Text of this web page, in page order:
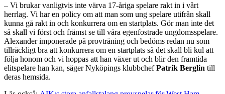
– Vi brukar vanligtvis inte värva 17-åriga spelare rakt in i vårt
herrlag. Vi har en policy om att man som ung spelare utifrån skall
kunna gå rakt in och konkurrera om en startplats. Gör man inte det
så skall vi först och främst se till våra egenfostrade ungdomsspelare.
Alexander imponerade på provträning och bedöms redan nu som
tillräckligt bra att konkurrera om en startplats så det skall bli kul att
följa honom och vi hoppas att han växer ut och blir den framtida
elitspelare han kan, säger Nyköpings klubbchefPatrik Berglin till
deras hemsida.